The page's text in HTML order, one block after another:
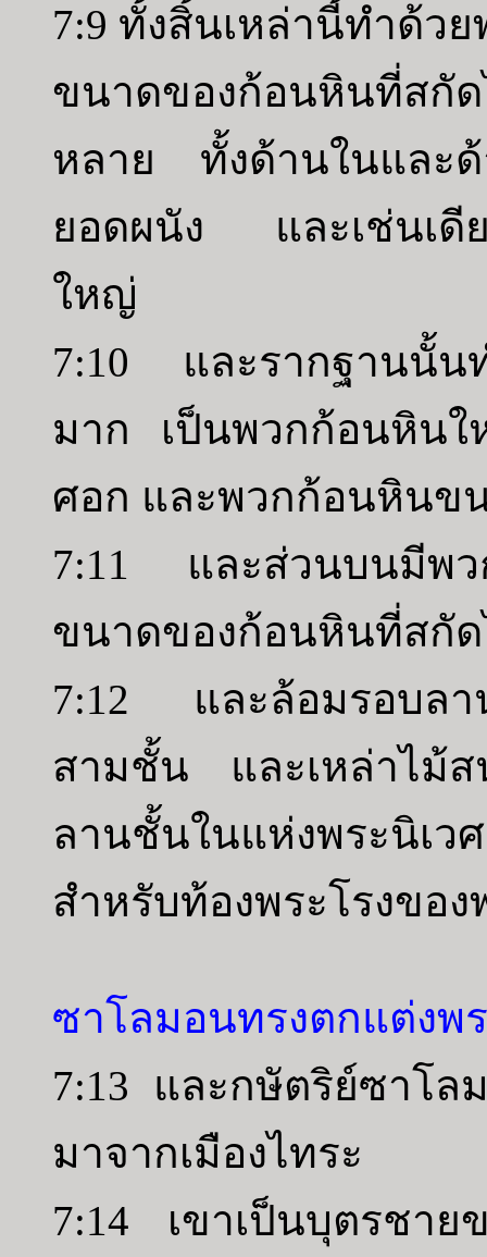
7:9 ทั้งสิ้นเหล่านี้ทำด้ว
ขนาดของก้อนหินที่สกั
หลาย ทั้งด้านในและ
ยอดผนัง และเช่นเดี
ใหญ่
7:10 และรากฐานนั้น
มาก เป็นพวกก้อนหิน
ศอก และพวกก้อนหินข
7:11 และส่วนบนมีพ
ขนาดของก้อนหินที่สกั
7:12 และล้อมรอบลา
สามชั้น และเหล่าไม้
ลานชั้นในแห่งพระนิ
สำหรับท้องพระโรงของ
ซาโลมอนทรงตกแต่งพ
7:13 และกษัตริย์ซาโล
มาจากเมืองไทระ
7:14 เขาเป็นบุตรชา